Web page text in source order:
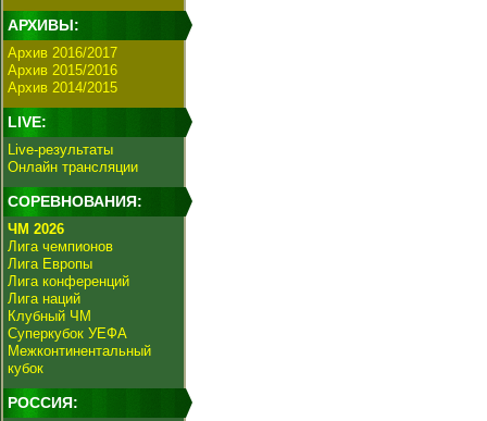
АРХИВЫ:
Архив 2016/2017
Архив 2015/2016
Архив 2014/2015
LIVE:
Live-результаты
Онлайн трансляции
СОРЕВНОВАНИЯ:
ЧМ 2026
Лига чемпионов
Лига Европы
Лига конференций
Лига наций
Клубный ЧМ
Суперкубок УЕФА
Межконтинентальный
кубок
РОССИЯ: